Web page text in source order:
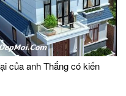
của anh Thắng có kiến